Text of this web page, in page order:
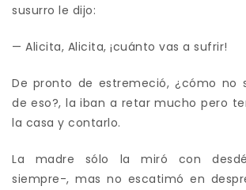
susurro le dijo:
— Alicita, Alicita, ¡cuánto vas a sufrir!
De pronto de estremeció, ¿cómo no
de eso?, la iban a retar mucho pero
la casa y contarlo.
La madre sólo la miró con
siempre-, mas no escatimó en